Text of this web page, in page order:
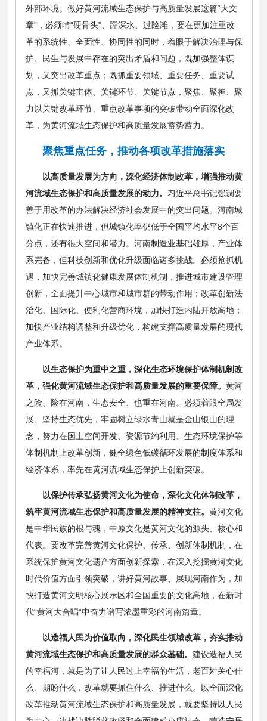
外部环境。做好黄河流域生态保护与高质量发展这篇“大文
章”，必须啃“硬骨头”、蹚深水、过险滩，要在更加注重改
革的系统性、全面性、协同性的同时，着眼于解决治理与保
护、民生与发展中存在的突出矛盾和问题，既加强整体谋
划，又突出改革重点；既抓重要领域、重要任务、重要试
点，又抓关键主体、关键环节、关键节点，聚焦、聚神、聚
力以关键改革环节、重点改革事项的突破带动全面深化改
革，为黄河流域生态保护和高质量发展蓄势蓄力。
聚焦重点任务，推动各项改革措施落实
以高质量发展为方向，深化经济体制改革，增强推动黄
河流域生态保护和高质量发展的动力。 习近平总书记强调要
善于用改革的办法解决经济社会发展中的突出问题。河南城
镇化正在快速推进，但城镇化率仍低于全国平均水平8个百
分点，还有很大空间和潜力。河南制造业基础雄厚，产业体
系完备，但科技创新和优化升级面临诸多挑战。必须抢抓机
遇，加快完善城镇化健康发展体制机制，推进城市建设管理
创新，全面提升中心城市和城市群的带动作用；改革创新法
治化、国际化、便利化营商环境，加快打造内陆开放高地；
加快产业结构调整和升级优化，构建支撑高质量发展的现代
产业体系。
以生态保护为重中之重，深化生态环境保护体制机制改
革，强化黄河流域生态保护和高质量发展的重要保障。 黄河
之险、险在河南，生态安全、也重在河南。必须着眼全局发
展、坚持生态优先，牢固树立绿水青山就是金山银山的理
念，努力在国土空间开发、资源节约利用、生态环境保护等
体制机制上改革创新，健全绿色低碳循环发展的制度体系和
经济体系，率先在黄河流域生态保护上创新突破。
以保护传承弘扬黄河文化为使命，深化文化体制改革，
筑牢黄河流域生态保护和高质量发展的精神支柱。 黄河文化
是中华民族的根与魂，中原文化是黄河文化的源头、核心和
代表。要改革完善黄河文化保护、传承、创新体制机制，在
系统保护黄河文化遗产方面创新探索，在深入挖掘黄河文化
时代价值方面引领突破，讲好黄河故事、展现河南作为，加
快打造黄河文明核心展示区和全国重要的文化高地，在新时
代“黄河大合唱”中奋力谱写浓墨重彩的河南篇章。
以造福人民为价值取向，深化民生领域改革，夯实推动
黄河流域生态保护和高质量发展的群众基础。 建设造福人民
的幸福河，就是为了让人民过上幸福的生活，老百姓关心什
么、期盼什么，改革就要抓住什么、推进什么。以全面深化
改革推动黄河流域生态保护和高质量发展，就要坚持以人民